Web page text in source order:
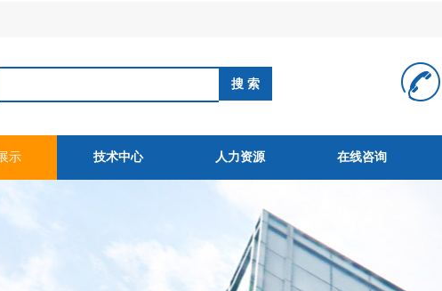
示 技术中心 人力资源 在线咨询